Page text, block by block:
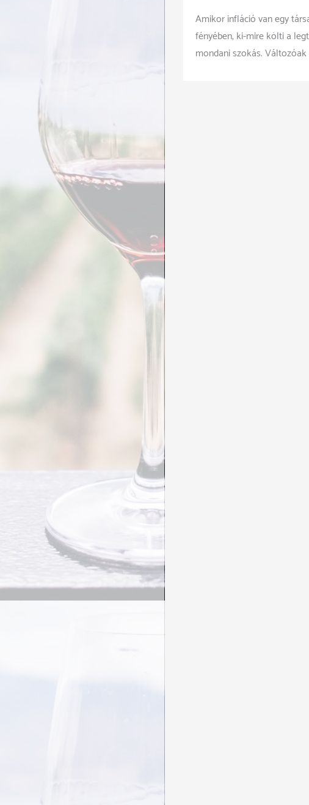
Amikor infláció van egy
fényében, ki-mire költi a
mondani szokás.